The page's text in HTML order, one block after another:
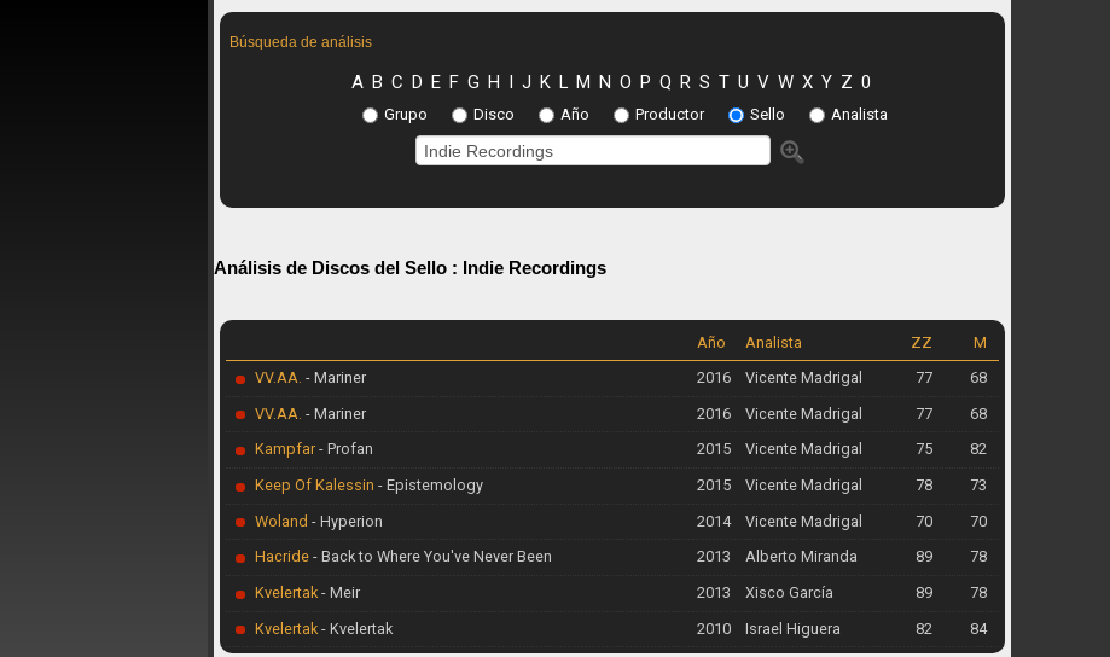
Búsqueda de análisis
A B C D E F G H I J K L M N O P Q R S T U V W X Y Z 0
Grupo Disco Año Productor Sello Analista
Análisis de Discos del Sello : Indie Recordings
M
ZZ
Analista
Año
VV.AA. - Mariner 68
77
Vicente Madrigal
2016
VV.AA. - Mariner 68
77
Vicente Madrigal
2016
Kampfar- Profan 82
75
Vicente Madrigal
2015
Keep Of Kalessin - Epistemology 73
78
Vicente Madrigal
2015
Woland - Hyperion 70
70
Vicente Madrigal
2014
Hacride- Back to Where You've Never Been 78
89
Alberto Miranda
2013
Kvelertak- Meir 78
89
Xisco García
2013
Kvelertak- Kvelertak 84
82
Israel Higuera
2010